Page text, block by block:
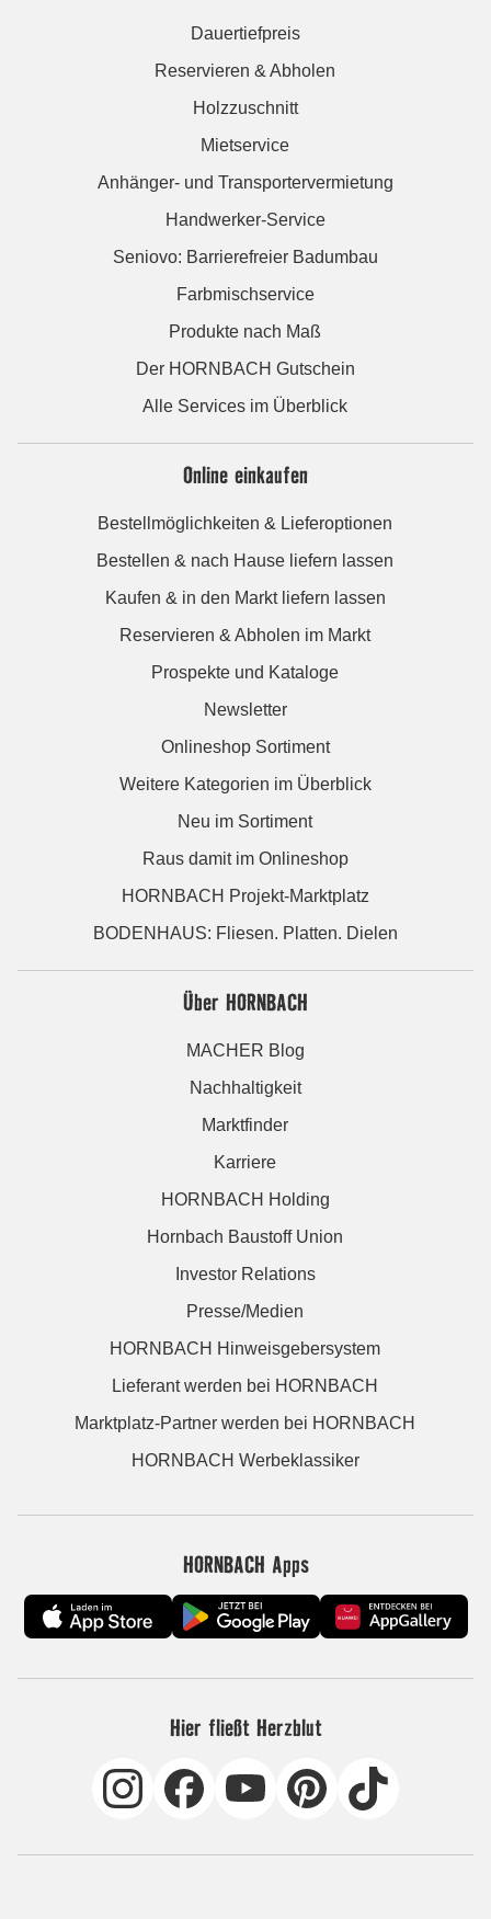
Dauertiefpreis
Reservieren & Abholen
Holzzuschnitt
Mietservice
Anhänger- und Transportervermietung
Handwerker-Service
Seniovo: Barrierefreier Badumbau
Farbmischservice
Produkte nach Maß
Der HORNBACH Gutschein
Alle Services im Überblick
Online einkaufen
Bestellmöglichkeiten & Lieferoptionen
Bestellen & nach Hause liefern lassen
Kaufen & in den Markt liefern lassen
Reservieren & Abholen im Markt
Prospekte und Kataloge
Newsletter
Onlineshop Sortiment
Weitere Kategorien im Überblick
Neu im Sortiment
Raus damit im Onlineshop
HORNBACH Projekt-Marktplatz
BODENHAUS: Fliesen. Platten. Dielen
Über HORNBACH
MACHER Blog
Nachhaltigkeit
Marktfinder
Karriere
HORNBACH Holding
Hornbach Baustoff Union
Investor Relations
Presse/Medien
HORNBACH Hinweisgebersystem
Lieferant werden bei HORNBACH
Marktplatz-Partner werden bei HORNBACH
HORNBACH Werbeklassiker
HORNBACH Apps
Hier fließt Herzblut